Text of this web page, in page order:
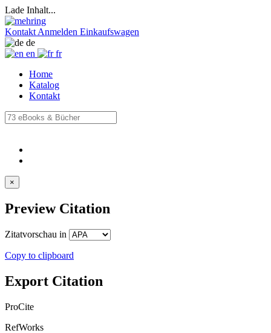
Lade Inhalt...
Kontakt Anmelden Einkaufswagen
de
en
fr
Home
Katalog
Kontakt
×
Preview Citation
Zitatvorschau in
Copy to clipboard
Export Citation
ProCite
RefWorks